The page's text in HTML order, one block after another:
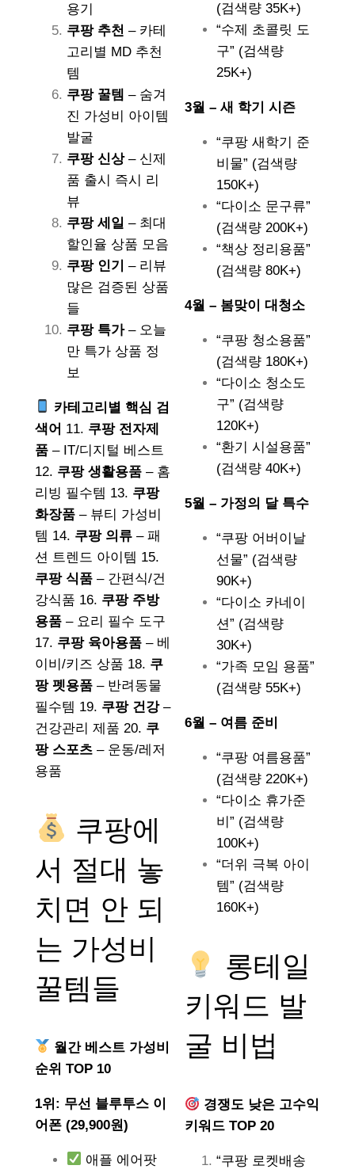
용기
쿠팡 추천 – 카테
고리별 MD 추천
템
쿠팡 꿀템 – 숨겨
진 가성비 아이템
발굴
쿠팡 신상– 신제
품 출시 즉시 리
뷰
쿠팡 세일 – 최대
할인율 상품 모음
쿠팡 인기
– 리뷰
많은 검증된 상품
들
쿠팡 특가– 오늘
만 특가 상품 정
보
카테고리별 핵심 검
색어 11. 쿠팡 전자제
품 – IT/디지털 베스트
12. 쿠팡 생활용품 – 홈
리빙 필수템 13. 쿠팡
화장품 – 뷰티 가성비
템 14. 쿠팡 의류 – 패
션 트렌드 아이템 15.
쿠팡 식품 – 간편식/건
강식품 16. 쿠팡 주방
용품 – 요리 필수 도구
17. 쿠팡 육아용품 – 베
이비/키즈 상품 18. 쿠
팡 펫용품 – 반려동물
필수템 19. 쿠팡 건강–
건강관리 제품 20. 쿠
팡 스포츠 – 운동/레저
용품
쿠팡에
서 절대 놓
치면 안 되
는 가성비
꿀템들
월간 베스트 가성비
순위 TOP 10
1위: 무선 블루투스 이
어폰 (29,900원)
애플 에어팟
(검색량 35K+)
“수제 초콜릿 도
구” (검색량
25K+)
3월 – 새 학기 시즌
“쿠팡 새학기 준
비물” (검색량
150K+)
“다이소 문구류”
(검색량 200K+)
“책상 정리용품”
(검색량 80K+)
4월 – 봄맞이 대청소
“쿠팡 청소용품”
(검색량 180K+)
“다이소 청소도
구” (검색량
120K+)
“환기 시설용품”
(검색량 40K+)
5월 – 가정의 달 특수
“쿠팡 어버이날
선물” (검색량
90K+)
“다이소 카네이
션” (검색량
30K+)
“가족 모임 용품”
(검색량 55K+)
6월 – 여름 준비
“쿠팡 여름용품”
(검색량 220K+)
“다이소 휴가준
비” (검색량
100K+)
“더위 극복 아이
템” (검색량
160K+)
롱테일
키워드 발
굴 비법
경쟁도 낮은 고수익
키워드 TOP 20
“쿠팡 로켓배송